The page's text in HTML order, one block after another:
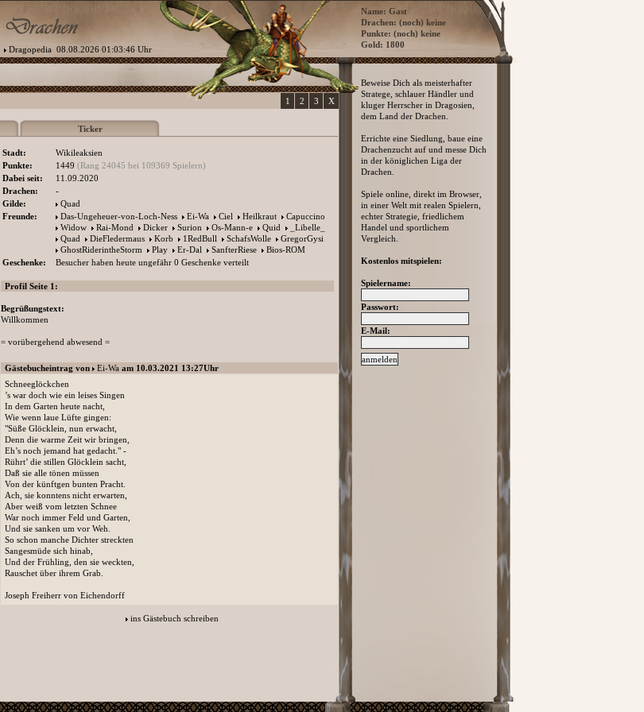
Name: Gast
Drachen: (noch) keine
Punkte: (noch) keine
Gold: 1800
Dragopedia 08.08.2026 01:03:46 Uhr
Beweise Dich als meisterhafter
Stratege, schlauer Händler und
kluger Herrscher in Dragosien,
dem Land der Drachen.
Errichte eine Siedlung, baue eine
Drachenzucht auf und messe Dich
in der königlichen Liga der
Drachen.
Spiele online, direkt im Browser,
in einer Welt mit realen Spielern,
echter Strategie, friedlichem
Handel und sportlichem
Vergleich.
Kostenlos mitspielen:
Spielername:
Passwort:
E-Mail:
X
3
2
1
Ticker
Stadt:
Wikileaksien
Punkte:
1449 (Rang 24045 bei 109369 Spielern)
Dabei seit:
11.09.2020
Drachen:
-
Gilde:
Quad
Freunde:
Das-Ungeheuer-von-Loch-Ness Ei-Wa Ciel Heilkraut
Capuccino
Widow
Rai-Mond Dicker Surion Os-Mann-e Quid
_Libelle_
Quad
DieFledermaus Korb 1RedBull SchafsWolle
GregorGysi
GhostRiderintheStorm
Play Er-Dal SanfterRiese
Bios-ROM
Geschenke:
Besucher haben heute ungefähr 0 Geschenke verteilt
Profil Seite 1:
Begrüßungstext:
Willkommen
= vorübergehend abwesend =
Gästebucheintrag von Ei-Wa am 10.03.2021 13:27Uhr
Schneeglöckchen
’s war doch wie ein leises Singen
In dem Garten heute nacht,
Wie wenn laue Lüfte gingen:
"Süße Glöcklein, nun erwacht,
Denn die warme Zeit wir bringen,
Eh’s noch jemand hat gedacht." -
Rührt’ die stillen Glöcklein sacht,
Daß sie alle tönen müssen
Von der künftgen bunten Pracht.
Ach, sie konntens nicht erwarten,
Aber weiß vom letzten Schnee
War noch immer Feld und Garten,
Und sie sanken um vor Weh.
So schon manche Dichter streckten
Sangesmüde sich hinab,
Und der Frühling, den sie weckten,
Rauschet über ihrem Grab.
Joseph Freiherr von Eichendorff
ins Gästebuch schreiben